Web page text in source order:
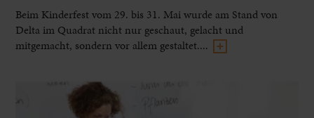
Beim Kinderfest vom 29. bis 31. Mai wurde am Stand von
Delta im Quadrat nicht nur geschaut, gelacht und
mitgemacht, sondern vor allem gestaltet....